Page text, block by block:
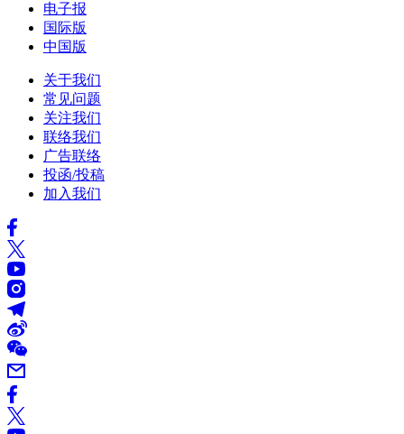
电子报
国际版
中国版
关于我们
常见问题
关注我们
联络我们
广告联络
投函/投稿
加入我们